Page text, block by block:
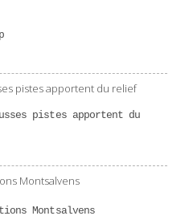
pistes apportent du
Montsalvens